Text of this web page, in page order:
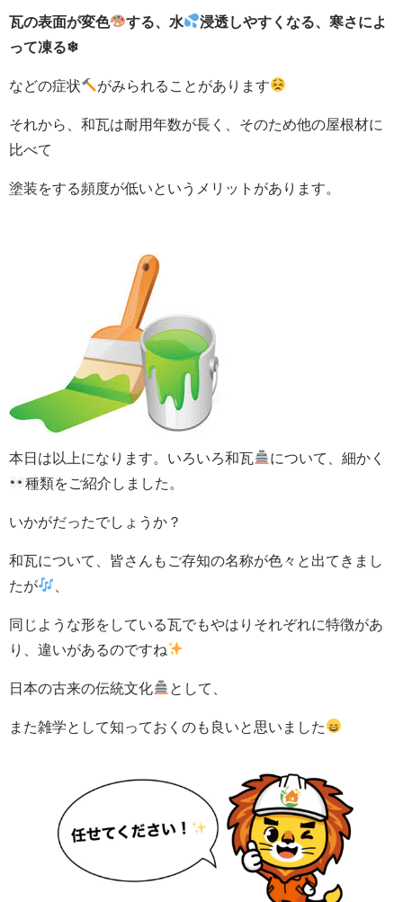
瓦の表面が変色 する、水
浸透しやすくなる、寒さによ
って凍る❄
などの症状 がみられることがあります
それから、和瓦は耐用年数が長く、そのため他の屋根材に
比べて
塗装をする頻度が低いというメリットがあります。
本日は以上になります。いろいろ和瓦
について、細かく
種類をご紹介しました。
いかがだったでしょうか？
和瓦について、皆さんもご存知の名称が色々と出てきまし
たが
同じような形をしている瓦でもやはりそれぞれに特徴があ
り、違いがあるのですね
日本の古来の伝統文化 として、
また雑学として知っておくのも良いと思いました